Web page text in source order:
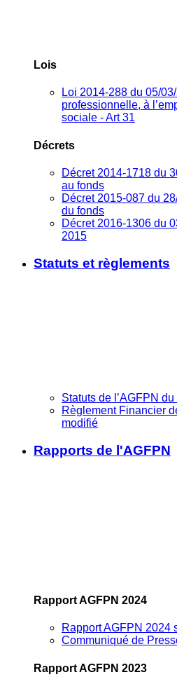
Lois
Loi 2014-288 du 05/
professionnelle, à
sociale - Art 31
Décrets
Décret 2014-1718 du
au fonds
Décret 2015-087 du
du fonds
Décret 2016-1306 du
2015
Statuts et règlements
Statuts de l’AGFPN
Règlement Financier
modifié
Rapports de l'AGFPN
Rapport AGFPN 2024
Rapport AGFPN 2024
Communiqué de
Rapport AGFPN 2023